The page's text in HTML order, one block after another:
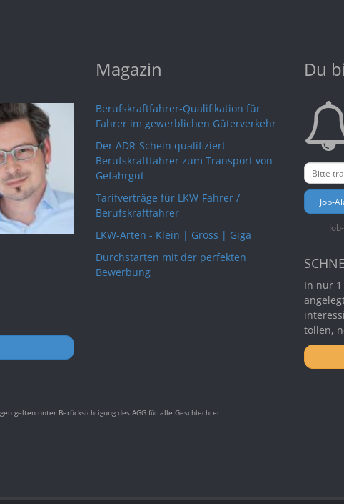
Magazin
Berufskraftfahrer-Qualifikation für
Fahrer im gewerblichen Güterverkehr
Der ADR-Schein qualifiziert
Berufskraftfahrer zum Transport von
Gefahrgut
Tarifverträge für LKW-Fahrer /
Berufskraftfahrer
LKW-Arten - Klein | Gross | Giga
Durchstarten mit der perfekten
Bewerbung
Du
Job-
In nur
tollen,
gelten unter Berücksichtigung des AGG für alle Geschlechter.